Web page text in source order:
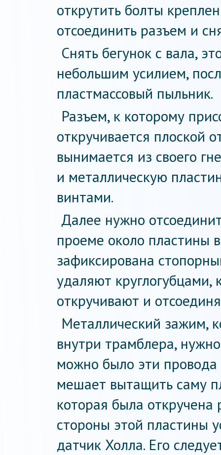
открутить болты
отсоединить разъем и
Снять бегунок с вала,
небольшим усилием,
пластмассовый пыльник.
Разъем, к которому
откручивается плоской
вынимается из своего
и металлическую
винтами.
Далее нужно
проеме около пластины
зафиксирована
удаляют круглогубцами,
откручивают и
Металлический зажим,
внутри трамблера,
можно было эти провода
мешает вытащить саму
которая была
стороны этой пластины
датчик Холла. Его